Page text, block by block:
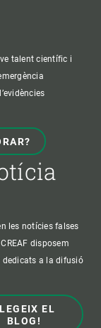
talent científic i
les notícies falses
disposem
dedicats a la difusió
EL
BLOG!